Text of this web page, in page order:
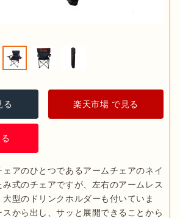
る 楽天市場 で見る
ェアのひとつであるアームチェアのネイ
み式のチェアですが、左右のアームレス
大型のドリンクホルダーも付いていま
から出し、サッと展開できることから